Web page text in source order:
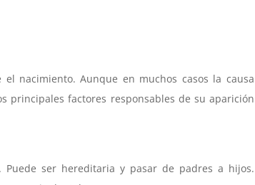
nacimiento. Aunque en muchos casos la causa
principales factores responsables de su aparición
ser hereditaria y pasar de padres a hijos.